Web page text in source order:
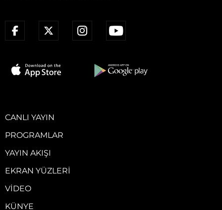
CANLI YAYIN
PROGRAMLAR
YAYIN AKIŞI
EKRAN YÜZLERI
VIDEO
KÜNYE